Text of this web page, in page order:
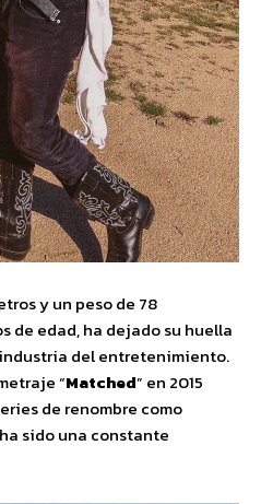
y un peso de 78
de edad, ha dejado su huella
del entretenimiento.
“Matched” en 2015
de renombre como
sido una constante